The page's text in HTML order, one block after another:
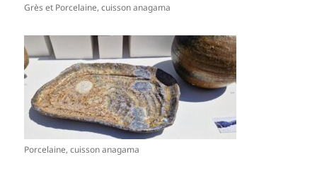
Grès et Porcelaine, cuisson anagama
Porcelaine, cuisson anagama